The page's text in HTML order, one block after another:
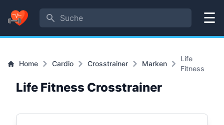
Suche
Menü
Home Cardio Crosstrainer Marken
Life
Fitness
Life Fitness Crosstrainer